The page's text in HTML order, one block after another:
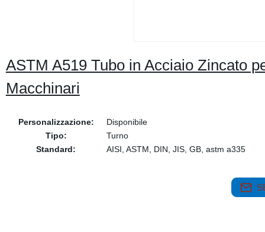
ASTM A519 Tubo in Acciaio Zincato
Macchinari
Personalizzazione:
Disponibile
Tipo:
Turno
Standard:
AISI, ASTM, DIN, JIS, GB, astm a335